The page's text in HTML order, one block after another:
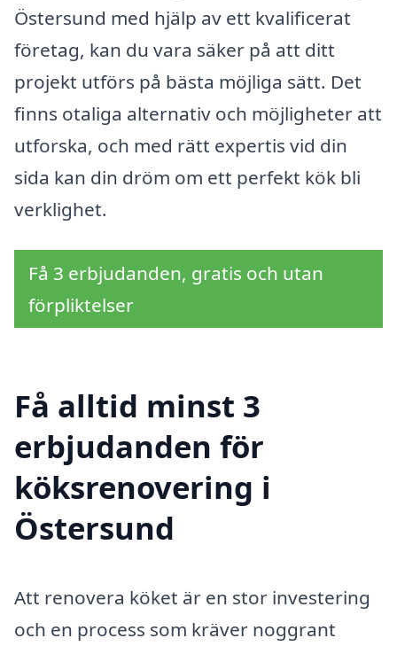
Östersund med hjälp av ett kvalificerat
företag, kan du vara säker på att ditt
projekt utförs på bästa möjliga sätt. Det
finns otaliga alternativ och möjligheter att
utforska, och med rätt expertis vid din
sida kan din dröm om ett perfekt kök bli
verklighet.
Få 3 erbjudanden, gratis och utan
förpliktelser
Få alltid minst 3
erbjudanden för
köksrenovering i
Östersund
Att renovera köket är en stor investering
och en process som kräver noggrant